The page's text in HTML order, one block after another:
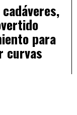
para
curvas